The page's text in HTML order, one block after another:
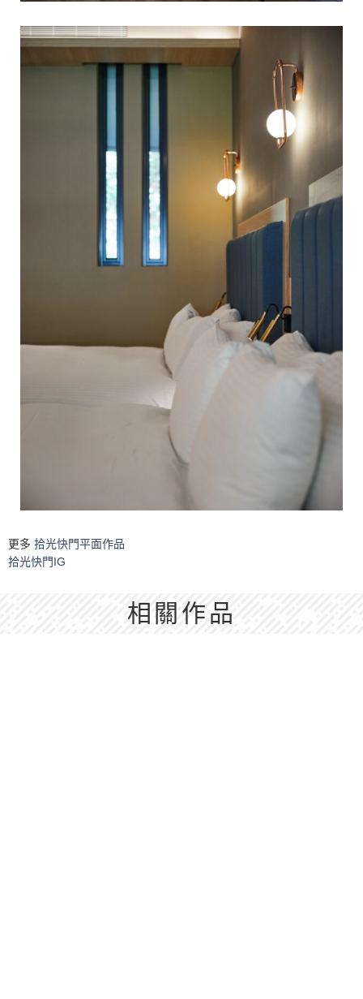
更多 拾光快門平面作品
拾光快門IG
相關作品